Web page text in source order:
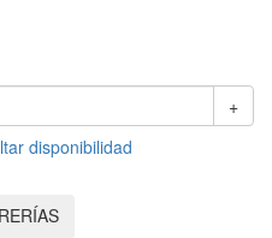
+
disponibilidad